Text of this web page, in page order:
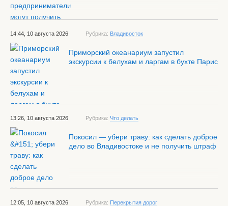
14:44, 10 августа 2026 Рубрика: Владивосток
Приморский океанариум запустил
экскурсии к белухам и ларгам в бухте Парис
13:26, 10 августа 2026 Рубрика: Что делать
Покосил — убери траву: как сделать доброе
дело во Владивостоке и не получить штраф
12:05, 10 августа 2026 Рубрика: Перекрытия дорог